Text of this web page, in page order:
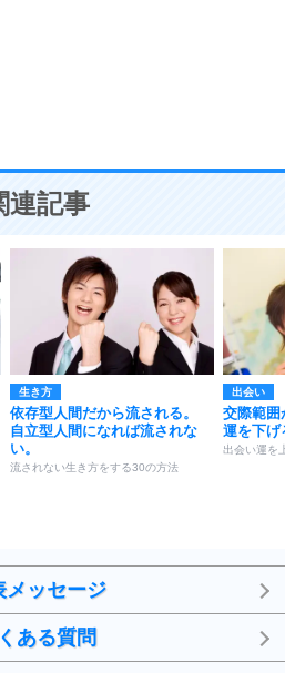
切。
連記事
生き方
依存型人間だから流される。
自立型人間になれば流されな
い。
流されない生き方をする30の方法
出会い
交際範囲
運を下げ
出会い運を
メッセージ
ある質問